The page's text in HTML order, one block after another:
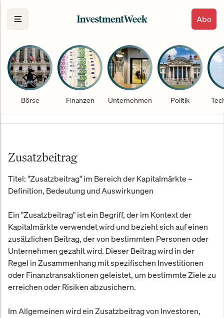
Abo
Börse Finanzen Unternehmen Politik
Zusatzbeitrag
Titel: "Zusatzbeitrag" im Bereich der Kapitalmärkte –
Definition, Bedeutung und Auswirkungen
Ein "Zusatzbeitrag" ist ein Begriff, der im Kontext der
Kapitalmärkte verwendet wird und bezieht sich auf einen
zusätzlichen Beitrag, der von bestimmten Personen oder
Unternehmen gezahlt wird. Dieser Beitrag wird in der
Regel in Zusammenhang mit spezifischen Investitionen
oder Finanztransaktionen geleistet, um bestimmte Ziele zu
erreichen oder Risiken abzusichern.
Im Allgemeinen wird ein Zusatzbeitrag von Investoren,